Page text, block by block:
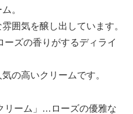
。
囲気を醸し出しています。
ーズの香りがするディライ
の高いクリームです。
リーム」…ローズの優雅な